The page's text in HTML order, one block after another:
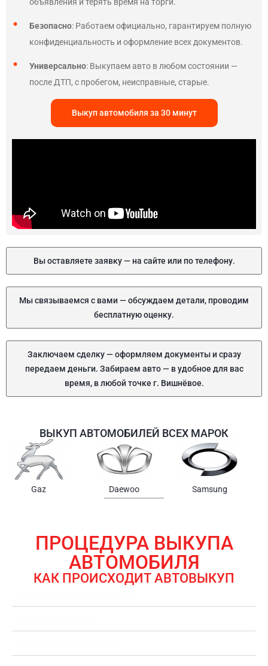
Безопасно: Работаем официально, гарантируем полную
конфиденциальность и оформление всех документов.
Универсально: Выкупаем авто в любом состоянии —
после ДТП, с пробегом, неисправные, старые.
Выкуп автомобиля за 30 минут
Вы оставляете заявку — на сайте или по телефону.
Мы связываемся с вами — обсуждаем детали, проводим
бесплатную оценку.
Заключаем сделку — оформляем документы и сразу
передаем деньги. Забираем авто — в удобное для вас
время, в любой точке г. Вишнёвое.
ВЫКУП АВТОМОБИЛЕЙ ВСЕХ МАРОК
Samsung Chrysler Gmc
ПРОЦЕДУРА ВЫКУПА
АВТОМОБИЛЯ
КАК ПРОИСХОДИТ АВТОВЫКУП